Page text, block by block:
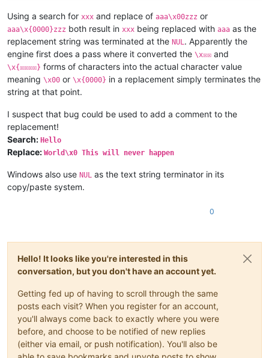
Using a search for xxx and replace of aaa\x00zzz or
aaa\x{0000}zzz both result in xxx being replaced with aaa as the
replacement string was terminated at the NUL. Apparently the
engine first does a pass where it converted the \x☒☒ and
\x{☒☒☒☒} forms of characters into the actual character value
meaning \x00 or \x{0000} in a replacement simply terminates the
string at that point.
I suspect that bug could be used to add a comment to the
replacement!
Search: Hello
Replace: World\x0 This will never happen
Windows also use NUL as the text string terminator in its
copy/paste system.
0
Hello! It looks like you're interested in this
conversation, but you don't have an account yet.
Getting fed up of having to scroll through the same
posts each visit? When you register for an account,
you'll always come back to exactly where you were
before, and choose to be notified of new replies
(either via email, or push notification). You'll also be